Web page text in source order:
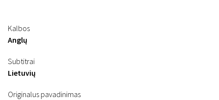
Kalbos
Anglų
Subtitrai
Lietuvių
Originalus pavadinimas